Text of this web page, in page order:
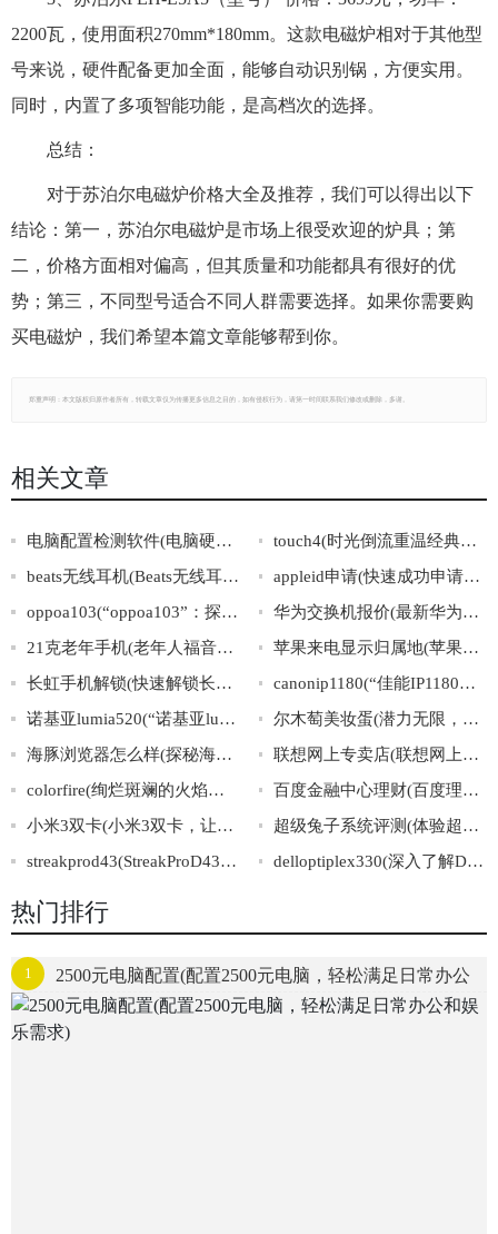
2200瓦，使用面积270mm*180mm。这款电磁炉相对于其他型
号来说，硬件配备更加全面，能够自动识别锅，方便实用。
同时，内置了多项智能功能，是高档次的选择。
总结：
对于苏泊尔电磁炉价格大全及推荐，我们可以得出以下
结论：第一，苏泊尔电磁炉是市场上很受欢迎的炉具；第
二，价格方面相对偏高，但其质量和功能都具有很好的优
势；第三，不同型号适合不同人群需要选择。如果你需要购
买电磁炉，我们希望本篇文章能够帮到你。
郑重声明：本文版权归原作者所有，转载文章仅为传播更多信息之目的，如有侵权行为，请第一时间联系我们修改或删除，多谢。
相关文章
电脑配置检测软件(电脑硬件配置检测工具推荐)
touch4(时光倒流重温经典，感受iPodtouch4岁月的温暖)
beats无线耳机(Beats无线耳机：时尚音质双重保障)
appleid申请(快速成功申请AppleID的步骤与要点汇总)
oppoa103(“oppoa103”：探寻OPPOA系列的最新力作！)
华为交换机报价(最新华为交换机价格大揭秘，实时更新！)
21克老年手机(老年人福音，轻松掌握科技|21克老年手机)
苹果来电显示归属地(苹果来电归属地查询利器，轻松识别陌生号码！)
长虹手机解锁(快速解锁长虹手机，教你一招轻松搞定)
canonip1180(“佳能IP1180打印机详解及使用指南”)
诺基亚lumia520(“诺基亚lumia520”手机优缺点解析)
尔木萄美妆蛋(潜力无限，超乎想象：尔木萄美妆蛋五大使用技巧！)
海豚浏览器怎么样(探秘海豚浏览器：使用体验及核心功能解析)
联想网上专卖店(联想网上专卖店，畅享品质生活)
colorfire(绚烂斑斓的火焰色彩：Colorfire的魅力探析)
百度金融中心理财(百度理财：全方位分析金融中心)
小米3双卡(小米3双卡，让您通话更便捷)
超级兔子系统评测(体验超级兔子系统的全方位评测)
streakprod43(StreakProD43：强劲处理能力，重现细节之美)
delloptiplex330(深入了解DellOptiplex330计算机：规格，功能和性能简介)
热门排行
1
2500元电脑配置(配置2500元电脑，轻松满足日常办公
和娱乐需求)